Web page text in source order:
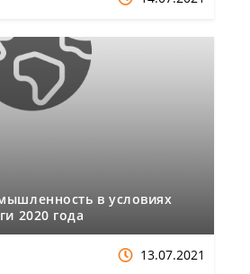
в условиях
2020 года
13.07.2021